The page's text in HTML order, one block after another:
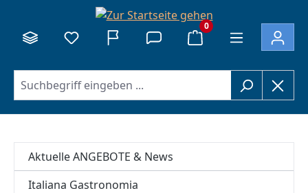
0
Aktuelle ANGEBOTE & News
Italiana Gastronomia